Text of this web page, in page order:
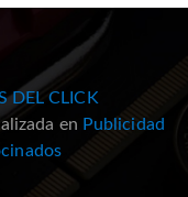
DEL CLICK
en Publicidad